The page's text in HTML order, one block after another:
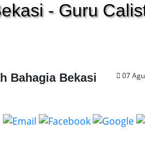
- Guru
07
Bahagia Bekasi